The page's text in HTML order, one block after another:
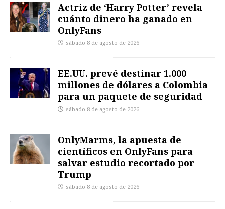
Actriz de ‘Harry Potter’ revela
cuánto dinero ha ganado en
OnlyFans
sábado 8 de agosto de 2026
EE.UU. prevé destinar 1.000
millones de dólares a Colombia
para un paquete de seguridad
sábado 8 de agosto de 2026
OnlyMarms, la apuesta de
científicos en OnlyFans para
salvar estudio recortado por
Trump
sábado 8 de agosto de 2026